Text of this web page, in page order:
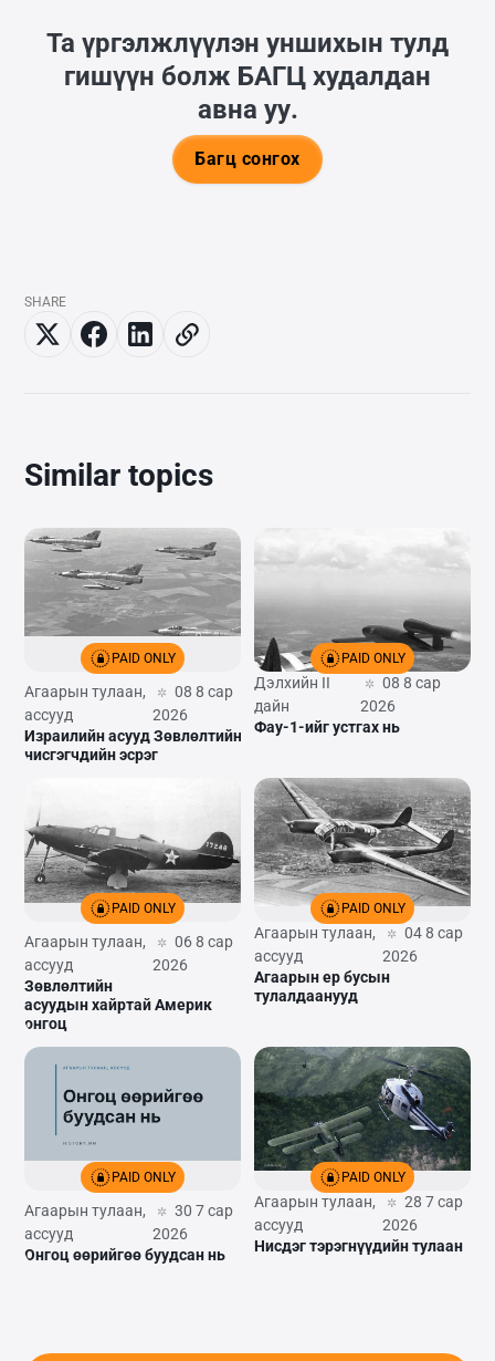
Та үргэлжлүүлэн уншихын тулд
гишүүн болж БАГЦ худалдан
авна уу.
Багц сонгох
SHARE
Similar topics
PAID ONLY
Агаарын тулаан,
ассууд
08 8 сар
2026
Израилийн асууд Зөвлөлтийн
нисгэгчдийн эсрэг
PAID ONLY
Дэлхийн II
дайн
08 8 сар
2026
Фау-1-ийг устгах нь
PAID ONLY
Агаарын тулаан,
ассууд
06 8 сар
2026
Зөвлөлтийн
асуудын хайртай Америк
онгоц
PAID ONLY
Агаарын тулаан,
ассууд
04 8 сар
2026
Агаарын ер бусын
тулалдаанууд
PAID ONLY
Агаарын тулаан,
ассууд
30 7 сар
2026
Онгоц өөрийгөө буудсан нь
PAID ONLY
Агаарын тулаан,
ассууд
28 7 сар
2026
Нисдэг тэрэгнүүдийн тулаан